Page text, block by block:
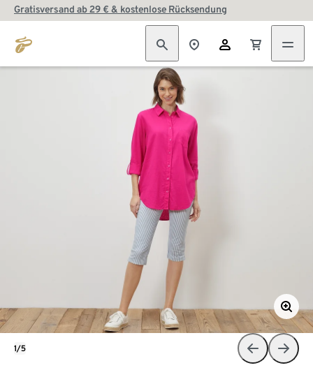
Gratisversand ab 29 € & kostenlose Rücksendung
1/5